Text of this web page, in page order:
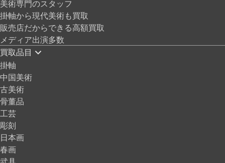
美術専門のスタッフ
掛軸から現代美術も買取
販売店だからできる高額買取
メディア出演多数
買取品目
掛軸
中国美術
古美術
骨董品
工芸
彫刻
日本画
春画